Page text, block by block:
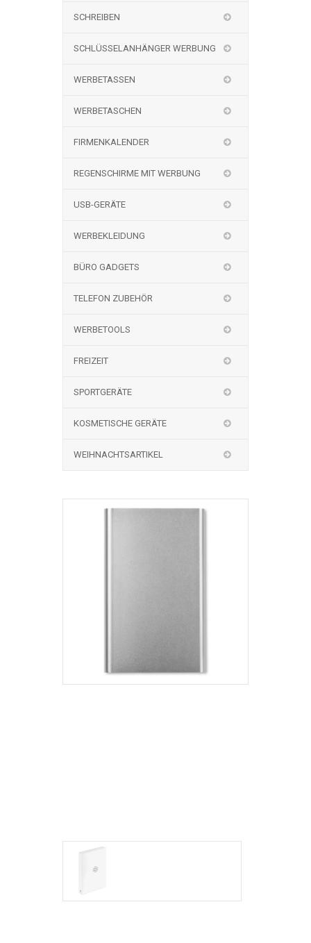
SCHREIBEN
SCHLÜSSELANHÄNGER WERBUNG
WERBETASSEN
WERBETASCHEN
FIRMENKALENDER
REGENSCHIRME MIT WERBUNG
USB-GERÄTE
WERBEKLEIDUNG
BÜRO GADGETS
TELEFON ZUBEHÖR
WERBETOOLS
FREIZEIT
SPORTGERÄTE
KOSMETISCHE GERÄTE
WEIHNACHTSARTIKEL